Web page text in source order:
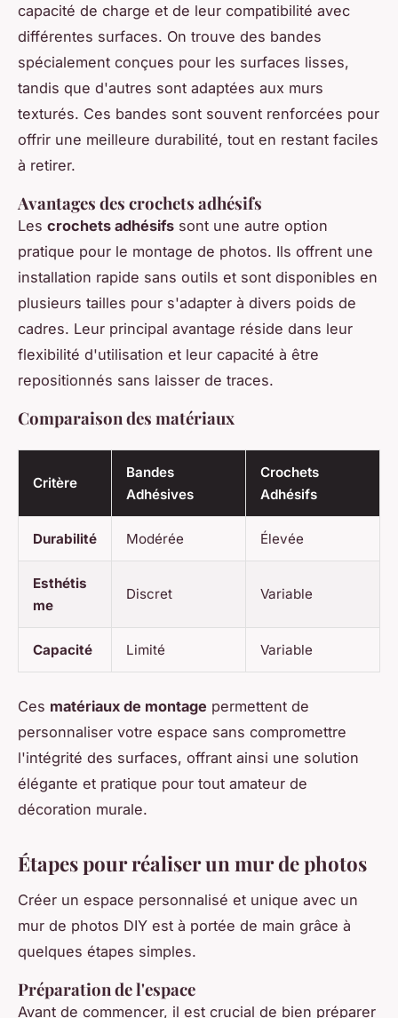
capacité de charge et de leur compatibilité avec
différentes surfaces. On trouve des bandes
spécialement conçues pour les surfaces lisses,
tandis que d'autres sont adaptées aux murs
texturés. Ces bandes sont souvent renforcées pour
offrir une meilleure durabilité, tout en restant faciles
à retirer.
Avantages des crochets adhésifs
Les crochets adhésifs sont une autre option
pratique pour le montage de photos. Ils offrent une
installation rapide sans outils et sont disponibles en
plusieurs tailles pour s'adapter à divers poids de
cadres. Leur principal avantage réside dans leur
flexibilité d'utilisation et leur capacité à être
repositionnés sans laisser de traces.
Comparaison des matériaux
Critère
Bandes
Adhésives
Crochets
Adhésifs
Durabilité Modérée Élevée
Esthétis
me
Discret Variable
Capacité Limité Variable
Ces matériaux de montage permettent de
personnaliser votre espace sans compromettre
l'intégrité des surfaces, offrant ainsi une solution
élégante et pratique pour tout amateur de
décoration murale.
Étapes pour réaliser un mur de photos
Créer un espace personnalisé et unique avec un
mur de photos DIY est à portée de main grâce à
quelques étapes simples.
Préparation de l'espace
Avant de commencer, il est crucial de bien préparer